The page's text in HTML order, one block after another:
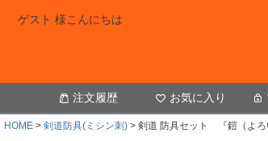
ゲスト 様こんにちは
注文履歴 お気に入り
HOME 剣道防具(ミシン刺) 剣道 防具セット 『鎧（よろ